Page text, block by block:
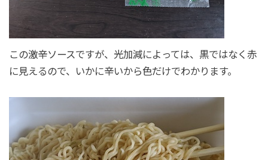
この激辛ソースですが、光加減によっては、黒ではなく赤
に見えるので、いかに辛いから色だけでわかります。